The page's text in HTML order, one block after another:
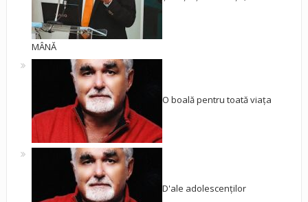
MÂNĂ
O boală pentru toată viața
D'ale adolescenților